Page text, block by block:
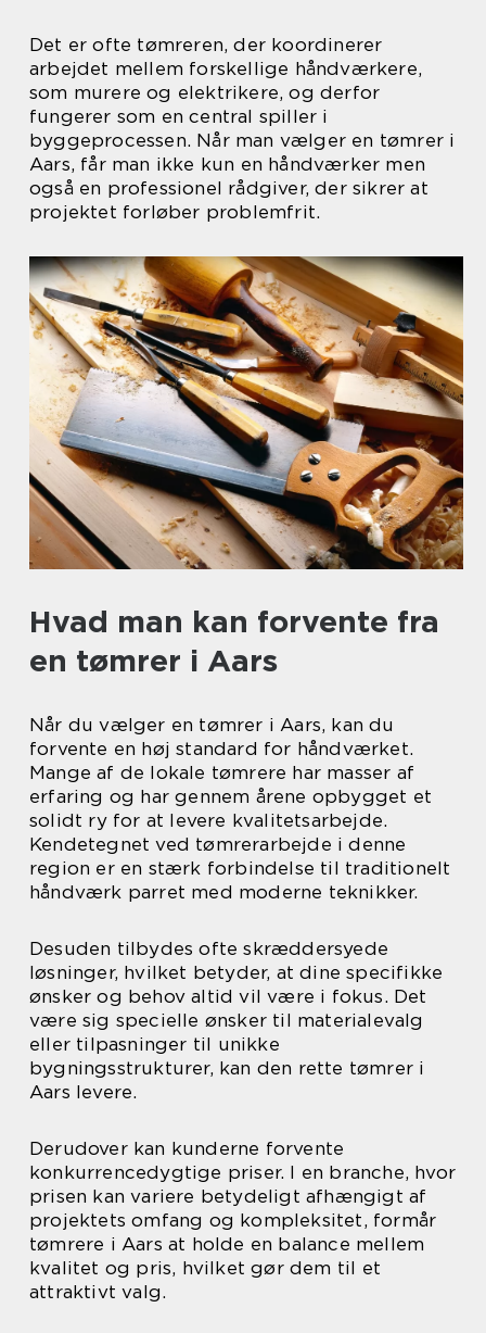
Det er ofte tømreren, der koordinerer
arbejdet mellem forskellige håndværkere,
som murere og elektrikere, og derfor
fungerer som en central spiller i
byggeprocessen. Når man vælger en tømrer i
Aars, får man ikke kun en håndværker men
også en professionel rådgiver, der sikrer at
projektet forløber problemfrit.
Hvad man kan forvente fra
en tømrer i Aars
Når du vælger en tømrer i Aars, kan du
forvente en høj standard for håndværket.
Mange af de lokale tømrere har masser af
erfaring og har gennem årene opbygget et
solidt ry for at levere kvalitetsarbejde.
Kendetegnet ved tømrerarbejde i denne
region er en stærk forbindelse til traditionelt
håndværk parret med moderne teknikker.
Desuden tilbydes ofte skræddersyede
løsninger, hvilket betyder, at dine specifikke
ønsker og behov altid vil være i fokus. Det
være sig specielle ønsker til materialevalg
eller tilpasninger til unikke
bygningsstrukturer, kan den rette tømrer i
Aars levere.
Derudover kan kunderne forvente
konkurrencedygtige priser. I en branche, hvor
prisen kan variere betydeligt afhængigt af
projektets omfang og kompleksitet, formår
tømrere i Aars at holde en balance mellem
kvalitet og pris, hvilket gør dem til et
attraktivt valg.